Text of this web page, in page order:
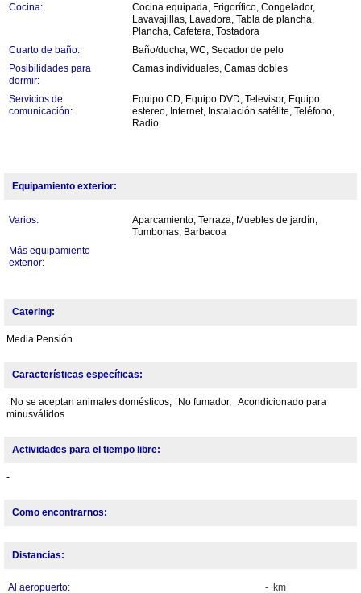
Cocina:
Cocina equipada, Frigorífico, Congelador,
Lavavajillas, Lavadora, Tabla de plancha,
Plancha, Cafetera, Tostadora
Cuarto de baño:
Baño/ducha, WC, Secador de pelo
Posibilidades para
dormir:
Camas individuales, Camas dobles
Servicios de
comunicación:
Equipo CD, Equipo DVD, Televisor, Equipo
estereo, Internet, Instalación satélite, Teléfono,
Radio
Equipamiento exterior:
Varios:
Aparcamiento, Terraza, Muebles de jardín,
Tumbonas, Barbacoa
Más equipamiento
exterior:
Catering:
Media Pensión
Características específicas:
No se aceptan animales domésticos, No fumador, Acondicionado para
minusválidos
Actividades para el tiempo libre:
-
Como encontrarnos:
Distancias:
- km
Al aeropuerto: